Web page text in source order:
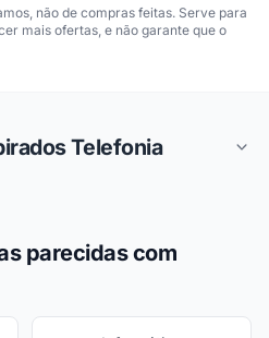
não de compras feitas. Serve para
mais ofertas, e não garante que o
Telefonia
parecidas com